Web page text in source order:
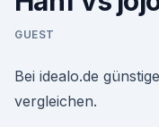
GUEST
Bei idealo.de
vergleichen.